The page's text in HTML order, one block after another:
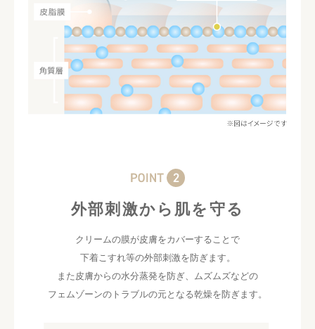
外部刺激から肌を守る
クリームの膜が皮膚をカバーすることで
下着こすれ等の外部刺激を防ぎます。
また皮膚からの水分蒸発を防ぎ、ムズムズなどの
フェムゾーンのトラブルの元となる乾燥を防ぎます。